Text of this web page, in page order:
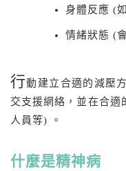
身體反應 (
情緒狀態 (
行動建立合適的減壓
交支援網絡，並在合適
人員等) 。
什麼是精神病